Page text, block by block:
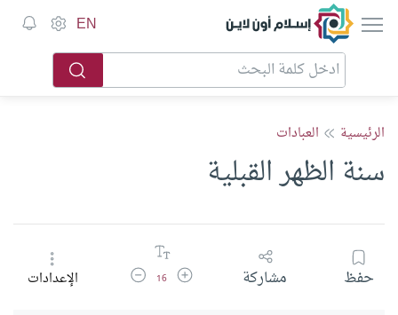
إسلام أون لاين EN
الرئيسية العبادات
سنة الظهر القبلية
حفظ مشاركة زيادة حجم الخط
16 تقليل حجم الخطالإعدادات